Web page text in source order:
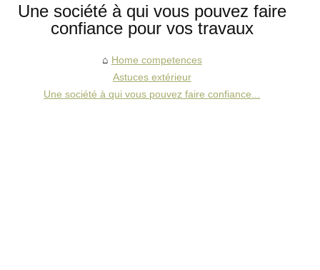
Une société à qui vous pouvez faire
confiance pour vos travaux
Home competences
Astuces extérieur
Une société à qui vous pouvez faire confiance...